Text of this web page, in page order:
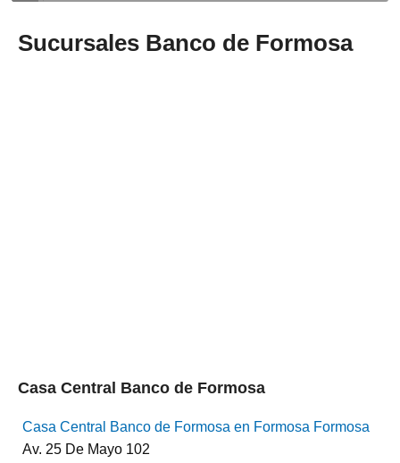
Sucursales Banco de Formosa
Casa Central Banco de Formosa
Casa Central Banco de Formosa en Formosa Formosa
Av. 25 De Mayo 102